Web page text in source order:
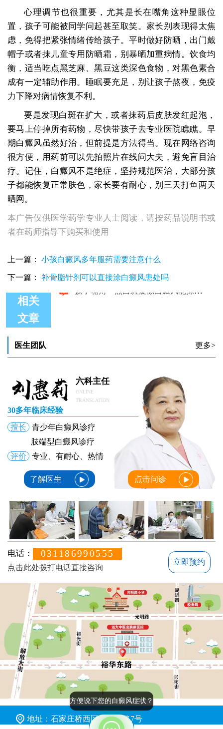
心理调节也很重要，尤其是长在嘴角这种显眼位
置，孩子可能被同学问起甚至取笑。家长别表现得太焦
虑，免得把紧张情绪传给孩子。平时做好防晒，出门戴
帽子或者抹儿童专用防晒霜，别暴晒加重病情。饮食均
衡，适当吃点黑芝麻、黑豆这类深色食物，对黑色素合
成有一定辅助作用。睡眠要充足，别让孩子熬夜，免疫
力下降对病情恢复不利。
要是发现白斑在扩大，或者抹药后皮肤发红起泡，
要马上停掉所有药物，尽快带孩子去专业医院瞧瞧。早
期白癜风虽然好治，但前提是方法得当。现在网络咨询
很方便，用药前可以先拍照片在线问大夫，避免盲目治
疗。记住，白癜风不是绝症，坚持规范医治，大部分孩
子都能恢复正常肤色，家长要有耐心，别三天打鱼两天
晒网。
本广告仅供医学药学专业人士阅读，请按药品说明书或
者在药师指导下购买和使用
上一篇： 小孩白癜风多年服药需要注意什么
下一篇： 补骨脂针剂可以直接涂白癜风患处吗
相关
文章
孩子嘴角一点白斑疑似白癜风能抹药控制吗
医生团队 更多>
六科主任
ONLINE
TRANSLATION
30多年临床经验
擅长
青少年白癜风诊疗
肢端型白癜风诊疗
评价
专业、有耐心、热情
了解医生 点击问诊
电话： 031186990555
点击此处拨打电话直接咨询
立即预约
地址：石家庄桥西区裕华东路7号
方便说下您的白癜风症状？